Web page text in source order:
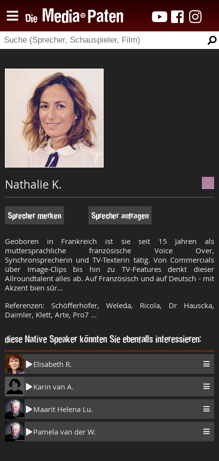
Nathalie K.
Sprecher merken Sprecher anfragen
Geoboren in Frankreich ist sie seit 15 Jahren als
muttersprachliche französische Voice Over,
Synchronsprecherin und TV-Texterin tätig. Von Commercials
über Image-Clips bis hin zu TV-Features denkt dieser
Allroundtalent alles ab. Auf Französisch und auf Deutsch - mit
Akzent bien sûr...
Referenzen: Schöfferhofer, Weleda, Ricola, Dr Hauscka,
Daimler, Klett, Arte, Pro7 ...
diese Native Speaker könnten Sie ebenfalls interessieren:
Elisabeth R.
Karin van A.
Maarit Helena Lu.
Pamela van der W.